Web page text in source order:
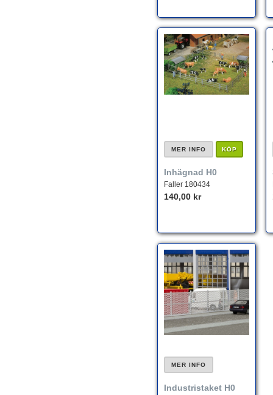
MER INFO KÖP
Inhägnad H0
Faller 180434
140,00 kr
MER INFO
Industristaket H0